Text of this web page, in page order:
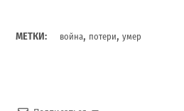
МЕТКИ: война, потери,умер